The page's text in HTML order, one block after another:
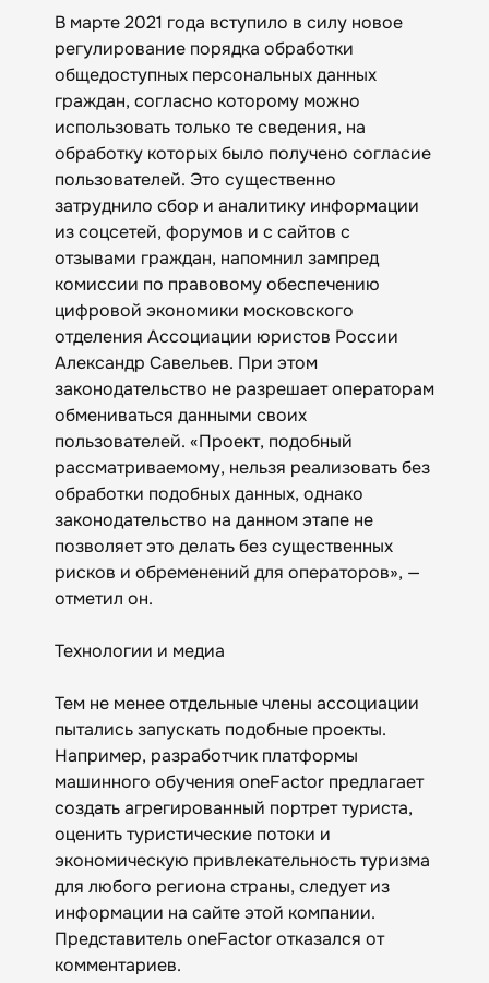
В марте 2021 года вступило в силу новое
регулирование порядка обработки
общедоступных персональных данных
граждан, согласно которому можно
использовать только те сведения, на
обработку которых было получено согласие
пользователей. Это существенно
затруднило сбор и аналитику информации
из соцсетей, форумов и с сайтов с
отзывами граждан, напомнил зампред
комиссии по правовому обеспечению
цифровой экономики московского
отделения Ассоциации юристов России
Александр Савельев. При этом
законодательство не разрешает операторам
обмениваться данными своих
пользователей. «Проект, подобный
рассматриваемому, нельзя реализовать без
обработки подобных данных, однако
законодательство на данном этапе не
позволяет это делать без существенных
рисков и обременений для операторов», —
отметил он.
Технологии и медиа
Тем не менее отдельные члены ассоциации
пытались запускать подобные проекты.
Например, разработчик платформы
машинного обучения oneFactor предлагает
создать агрегированный портрет туриста,
оценить туристические потоки и
экономическую привлекательность туризма
для любого региона страны, следует из
информации на сайте этой компании.
Представитель oneFactor отказался от
комментариев.